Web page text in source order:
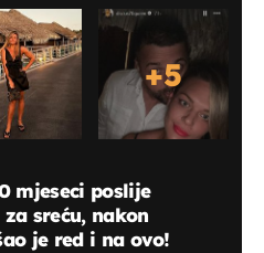
+5
mjeseci poslije
sreću, nakon
je red i na ovo!